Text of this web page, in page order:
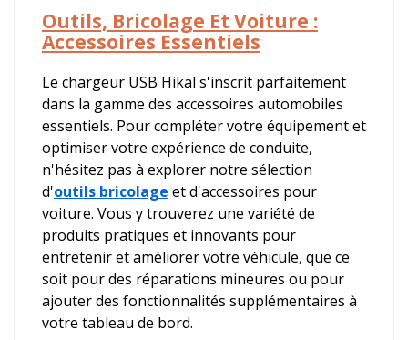
Outils, Bricolage Et Voiture :
Accessoires Essentiels
Le chargeur USB Hikal s'inscrit parfaitement
dans la gamme des accessoires automobiles
essentiels. Pour compléter votre équipement et
optimiser votre expérience de conduite,
n'hésitez pas à explorer notre sélection
d'outils bricolage et d'accessoires pour
voiture. Vous y trouverez une variété de
produits pratiques et innovants pour
entretenir et améliorer votre véhicule, que ce
soit pour des réparations mineures ou pour
ajouter des fonctionnalités supplémentaires à
votre tableau de bord.